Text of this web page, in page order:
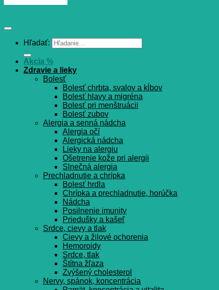
Hľadať:
Akcia %
Zdravie a lieky
Bolesť
Bolesť chrbta, svalov a kĺbov
Bolesť hlavy a migréna
Bolesť pri menštruácii
Bolesť zubov
Alergia a senná nádcha
Alergia očí
Alergická nádcha
Lieky na alergiu
Ošetrenie kože pri alergii
Slnečná alergia
Prechladnutie a chrípka
Bolesť hrdla
Chrípka a prechladnutie, horúčka
Nádcha
Posilnenie imunity
Priedušky a kašeľ
Srdce, cievy a tlak
Cievy a žilové ochorenia
Hemoroidy
Srdce, tlak
Štítna žľaza
Zvýšený cholesterol
Nervy, spánok, koncentrácia